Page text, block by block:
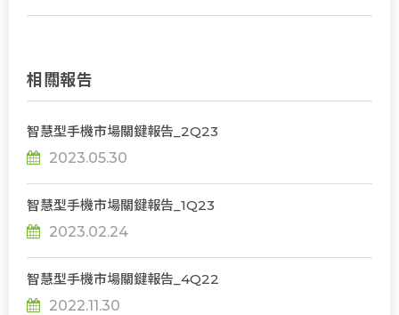
相關報告
智慧型手機市場關鍵報告_2Q23
2023.05.30
智慧型手機市場關鍵報告_1Q23
2023.02.24
智慧型手機市場關鍵報告_4Q22
2022.11.30